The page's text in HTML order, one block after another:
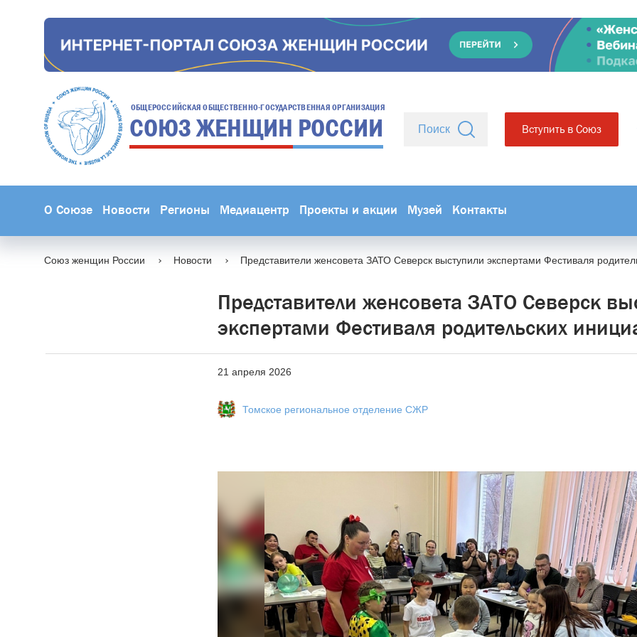
ОБЩЕРОССИЙСКАЯ ОБЩЕСТВЕННО-ГОСУДАРСТВЕННАЯ ОРГАНИЗАЦИЯ
СОЮЗ ЖЕНЩИН РОССИИ Вступить в Союз
О Союзе Новости Регионы Медиацентр Проекты и акции Музей Контакты
Союз женщин России Новости Представители женсовета ЗАТО Северск выступили экспертами Фестиваля
Представители женсовета ЗАТО Северск
экспертами Фестиваля родительских
21 апреля 2026
Томское региональное отделение СЖР